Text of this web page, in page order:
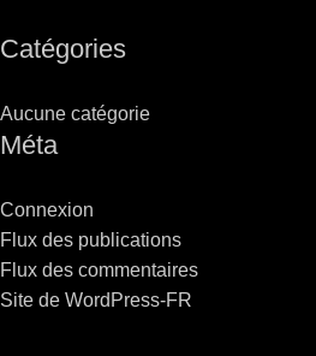
Catégories
Aucune catégorie
Méta
Connexion
Flux des publications
Flux des commentaires
Site de WordPress-FR